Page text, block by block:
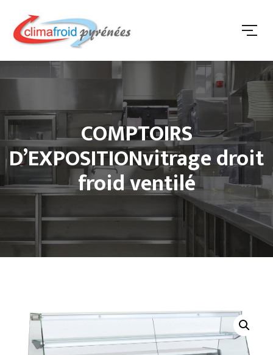
COMPTOIRS
D’EXPOSITIONvitrage droit
froid ventilé